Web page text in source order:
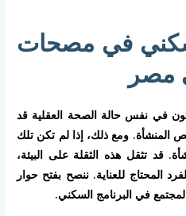
في مصحات
مصر
في نفس حالة الصحة العقلية قد
المنشأة. ومع ذلك، إذا لم تكن تلك
قد تثقل هذه الثقلة على البيئة،
المحتاج للعناية. ننصح بفتح حوار
في البرنامج السكني.